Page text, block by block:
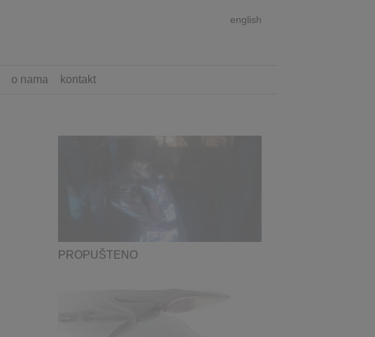
english
o nama kontakt
PROPUŠTENO